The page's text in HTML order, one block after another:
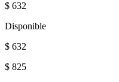
$ 632
Disponible
$ 632
$ 825